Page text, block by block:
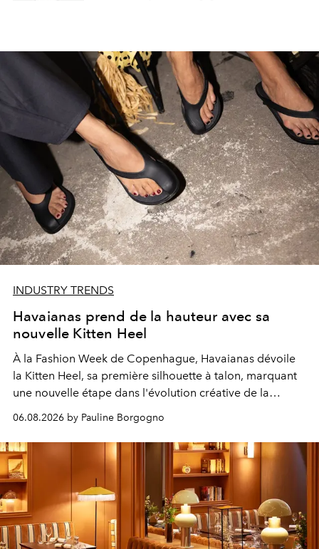
INDUSTRY TRENDS
Havaianas prend de la hauteur avec sa
nouvelle Kitten Heel
À la Fashion Week de Copenhague, Havaianas dévoile
la Kitten Heel, sa première silhouette à talon, marquant
une nouvelle étape dans l'évolution créative de la
06.08.2026 by Pauline Borgogno